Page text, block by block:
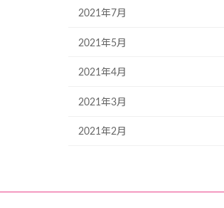
2021年7月
2021年5月
2021年4月
2021年3月
2021年2月